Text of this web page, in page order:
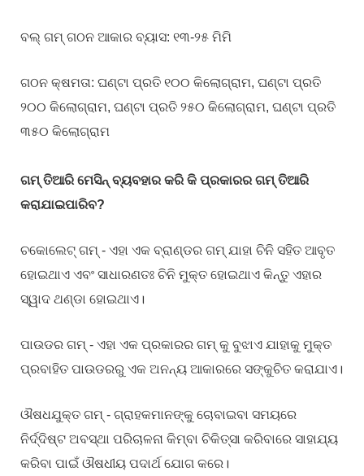
ବଲ୍ ଗମ୍ ଗଠନ ଆକାର ବ୍ୟାସ: ୧୩-୨୫ ମିମି
ଗଠନ କ୍ଷମତା: ଘଣ୍ଟା ପ୍ରତି ୧୦୦ କିଲୋଗ୍ରାମ, ଘଣ୍ଟା ପ୍ରତି
୨୦୦ କିଲୋଗ୍ରାମ, ଘଣ୍ଟା ପ୍ରତି ୨୫୦ କିଲୋଗ୍ରାମ, ଘଣ୍ଟା ପ୍ରତି
୩୫୦ କିଲୋଗ୍ରାମ
ଗମ୍ ତିଆରି ମେସିନ୍ ବ୍ୟବହାର କରି କି ପ୍ରକାରର ଗମ୍ ତିଆରି
କରାଯାଇପାରିବ?
ଚକୋଲେଟ୍ ଗମ୍ - ଏହା ଏକ ବ୍ରାଣ୍ଡର ଗମ୍ ଯାହା ଚିନି ସହିତ ଆବୃତ
ହୋଇଥାଏ ଏବଂ ସାଧାରଣତଃ ଚିନି ମୁକ୍ତ ହୋଇଥାଏ କିନ୍ତୁ ଏହାର
ସ୍ୱାଦ ଥଣ୍ଡା ହୋଇଥାଏ।
ପାଉଡର ଗମ୍ - ଏହା ଏକ ପ୍ରକାରର ଗମ୍ କୁ ବୁଝାଏ ଯାହାକୁ ମୁକ୍ତ
ପ୍ରବାହିତ ପାଉଡରରୁ ଏକ ଅନନ୍ୟ ଆକାରରେ ସଙ୍କୁଚିତ କରାଯାଏ।
ଔଷଧଯୁକ୍ତ ଗମ୍ - ଗ୍ରାହକମାନଙ୍କୁ ଚୋବାଇବା ସମୟରେ
ନିର୍ଦ୍ଦିଷ୍ଟ ଅବସ୍ଥା ପରିଚାଳନା କିମ୍ବା ଚିକିତ୍ସା କରିବାରେ ସାହାଯ୍ୟ
କରିବା ପାଇଁ ଔଷଧୀୟ ପଦାର୍ଥ ଯୋଗ କରେ।